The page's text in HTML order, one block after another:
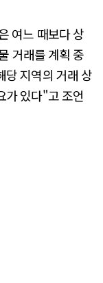
여느 때보다 상
거래를 계획 중
당 지역의 거래 상
가 있다"고 조언